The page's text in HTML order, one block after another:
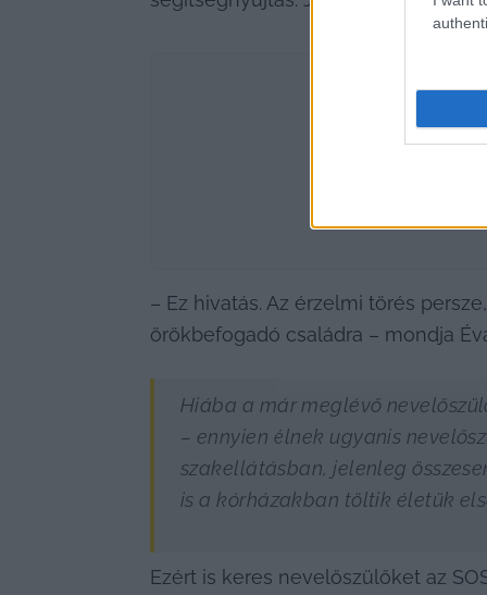
– Ez hivatás. Az érzelmi törés
örökbefogadó családra – mondja
Hiába a már meglévő
– ennyien élnek ugyanis
szakellátásban, jelenleg
is a kórházakban töltik életük
Ezért is keres nevelőszülőket az